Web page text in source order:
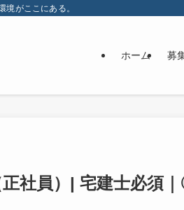
境がここにある。
ホーム 募
社員）| 宅建士必須